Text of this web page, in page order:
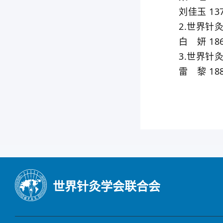
刘佳玉
2.世界针灸
白 妍
3.世界针灸
雷 黎
世界针灸学会联合会